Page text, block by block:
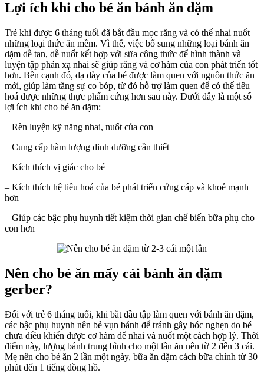
cái
mỗi
Lợi ích khi cho bé ăn bánh ăn dặm
Trẻ khi được 6 tháng tuổi đã bắt đầu mọc răng và có thể nhai nuốt
những loại thức ăn mềm. Vì thế, việc bổ sung những loại bánh ăn
dặm dễ tan, dễ nuốt kết hợp với sữa công thức để hình thành và
luyện tập phản xạ nhai sẽ giúp răng và cơ hàm của con phát triển tốt
hơn. Bên cạnh đó, dạ dày của bé được làm quen với nguồn thức ăn
mới, giúp làm tăng sự co bóp, từ đó hỗ trợ làm quen để có thể tiêu
hoá được những thực phẩm cứng hơn sau này. Dưới đây là một số
lợi ích khi cho bé ăn dặm:
– Rèn luyện kỹ năng nhai, nuốt của con
– Cung cấp hàm lượng dinh dưỡng cần thiết
– Kích thích vị giác cho bé
– Kích thích hệ tiêu hoá của bé phát triển cứng cáp và khoẻ mạnh
hơn
– Giúp các bậc phụ huynh tiết kiệm thời gian chế biến bữa phụ cho
con hơn
Nên cho bé ăn mấy cái bánh ăn dặm
gerber?
Đối với trẻ 6 tháng tuổi, khi bắt đầu tập làm quen với bánh ăn dặm,
các bậc phụ huynh nên bẻ vụn bánh để tránh gây hóc nghẹn do bé
chưa điều khiển được cơ hàm để nhai và nuốt một cách hợp lý. Thời
điểm này, lượng bánh trung bình cho một lần ăn nên từ 2 đến 3 cái.
Mẹ nên cho bé ăn 2 lần một ngày, bữa ăn dặm cách bữa chính từ 30
phút đến 1 tiếng đồng hồ.